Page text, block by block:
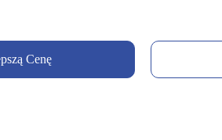
Cenę